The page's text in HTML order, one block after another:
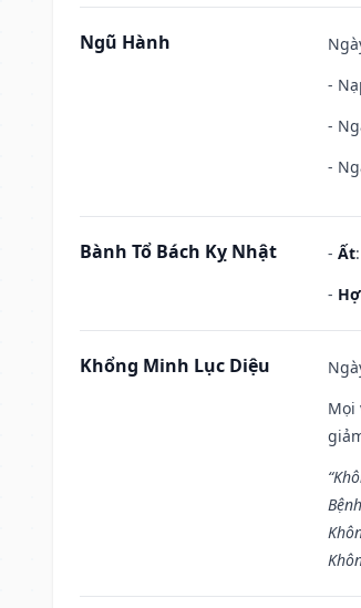
Ngũ Hành
-
-
-
Bành Tổ Bách Kỵ Nhật - Ất
-
Khổng Minh Lục Diệu
Mọi